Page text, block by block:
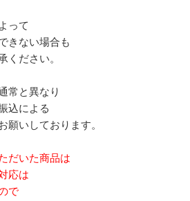
って
きない場合も
ください。
常と異なり
込による
願いしております。
だいた商品は
応は
で